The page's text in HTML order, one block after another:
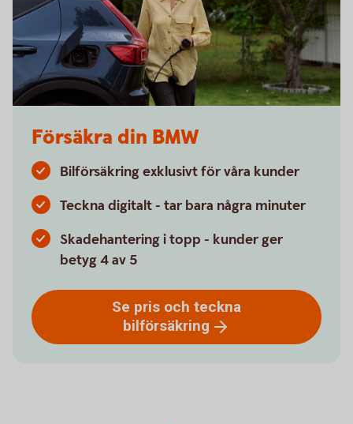
Försäkra din BMW
Bilförsäkring exklusivt för våra kunder
Teckna digitalt - tar bara några minuter
Skadehantering i topp - kunder ger
betyg 4 av 5
Se pris och teckna
bilförsäkring